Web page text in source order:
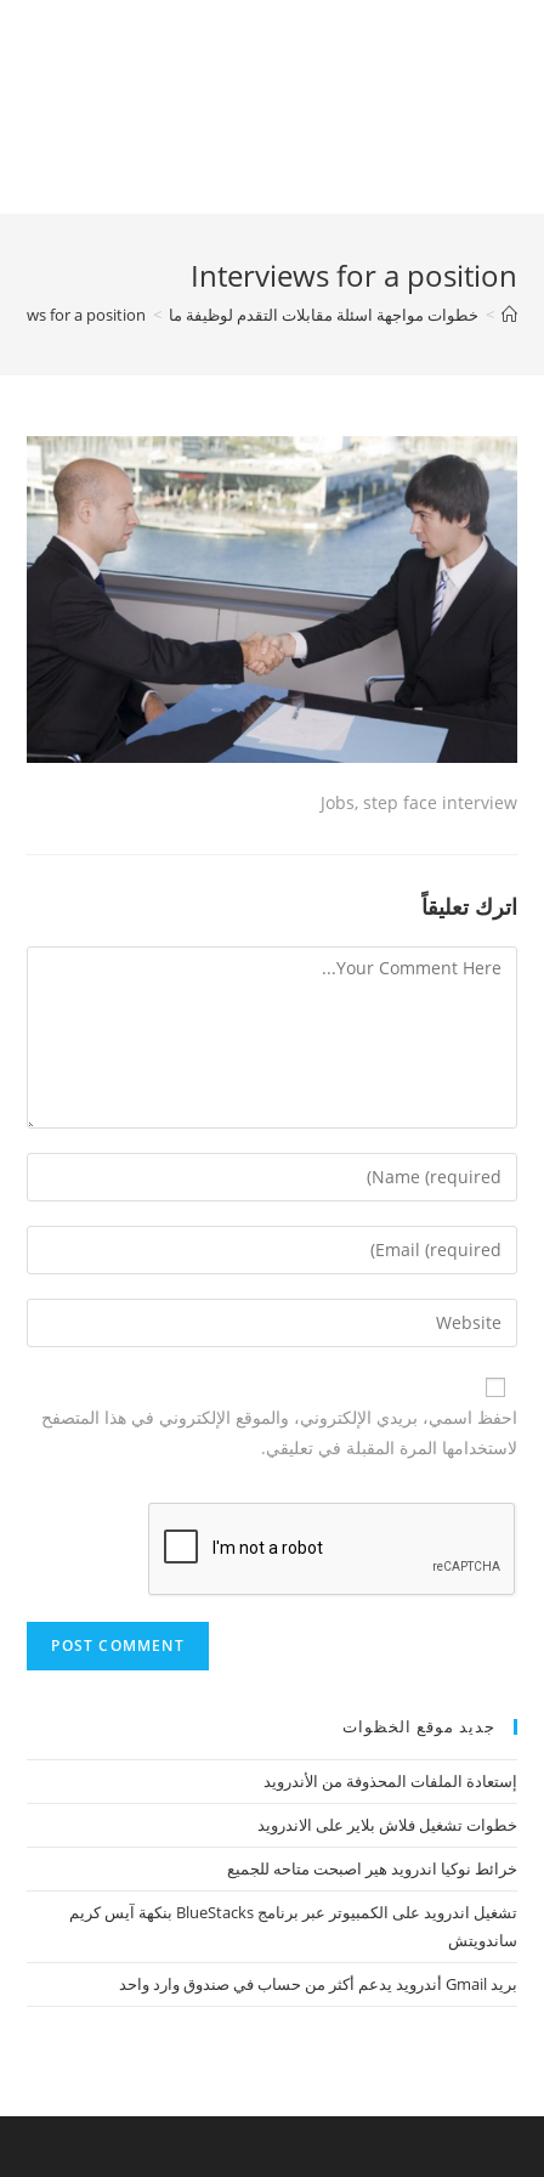
Interviews for a position
> خطوات مواجهة اسئلة مقابلات التقدم لوظيفة ما >
for a position
Jobs, step face interview
اترك تعليقاً
احفظ اسمي، بريدي الإلكتروني، والموقع الإلكتروني في هذا المتصفح
لاستخدامها المرة المقبلة في تعليقي.
جديد موقع الخظوات
إستعادة الملفات المحذوفة من الأندرويد
خطوات تشغيل فلاش بلاير على الاندرويد
خرائط نوكيا اندرويد هير اصبحت متاحه للجميع
تشغيل اندرويد على الكمبيوتر عبر برنامج BlueStacks بنكهة آيس كريم
ساندويتش
بريد Gmail أندرويد يدعم أكثر من حساب في صندوق وارد واحد